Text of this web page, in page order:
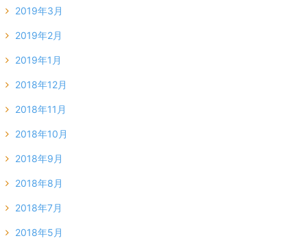
2019年3月
2019年2月
2019年1月
2018年12月
2018年11月
2018年10月
2018年9月
2018年8月
2018年7月
2018年5月